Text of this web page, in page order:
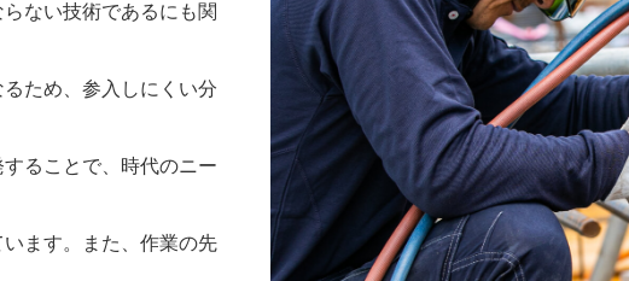
ない技術であるにも関
ため、参入しにくい分
ることで、時代のニー
ます。また、作業の先